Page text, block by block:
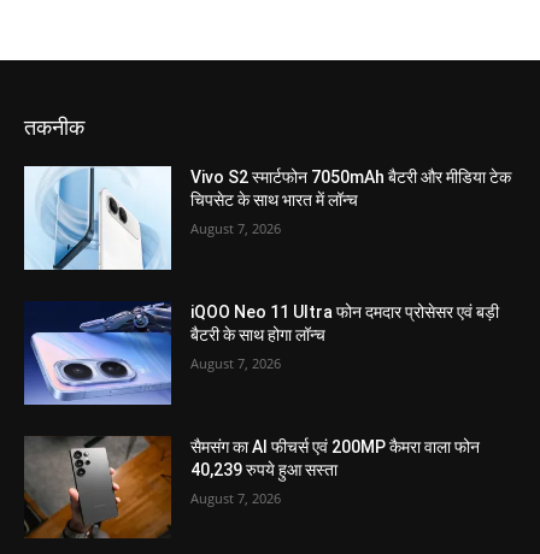
तकनीक
Vivo S2 स्मार्टफोन 7050mAh बैटरी और मीडिया टेक
चिपसेट के साथ भारत में लॉन्च
August 7, 2026
iQOO Neo 11 Ultra फोन दमदार प्रोसेसर एवं बड़ी
बैटरी के साथ होगा लॉन्च
August 7, 2026
सैमसंग का AI फीचर्स एवं 200MP कैमरा वाला फोन
40,239 रुपये हुआ सस्ता
August 7, 2026